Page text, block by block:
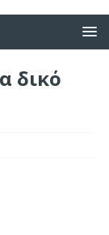
δικό